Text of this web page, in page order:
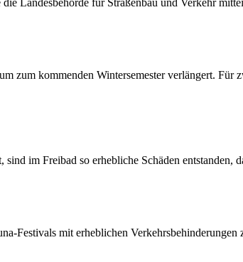
Landesbehörde für Straßenbau und Verkehr
zum kommenden Wintersemester verlängert.
im Freibad so erhebliche Schäden entstanden,
Festivals mit erheblichen Verkehrsbehinderungen